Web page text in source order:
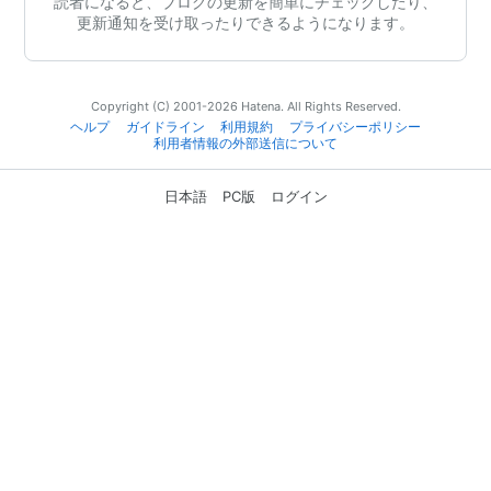
更新通知を受け取ったりできるようになります。
Copyright (C) 2001-2026 Hatena. All Rights Reserved.
ヘルプ
ガイドライン 利用規約
プライバシーポリシー
利用者情報の外部送信について
日本語 PC版 ログイン